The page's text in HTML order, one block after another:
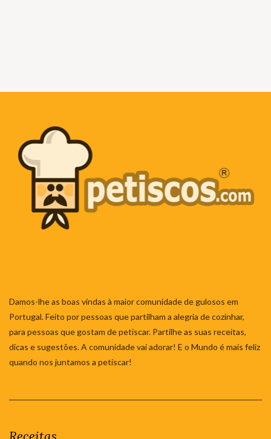
Damos-lhe as boas vindas à maior comunidade de gulosos em
Portugal. Feito por pessoas que partilham a alegria de cozinhar,
para pessoas que gostam de petiscar. Partilhe as suas receitas,
dicas e sugestões. A comunidade vai adorar! E o Mundo é mais feliz
quando nos juntamos a petiscar!